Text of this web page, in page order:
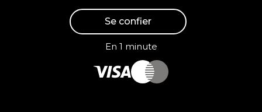
Se confier
En 1 minute